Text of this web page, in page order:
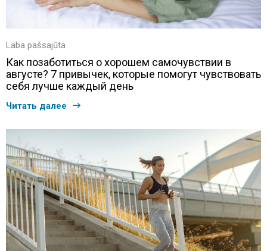
Laba pašsajūta
Как позаботиться о хорошем самочувствии в
августе? 7 привычек, которые помогут чувствовать
себя лучше каждый день
Читать далее